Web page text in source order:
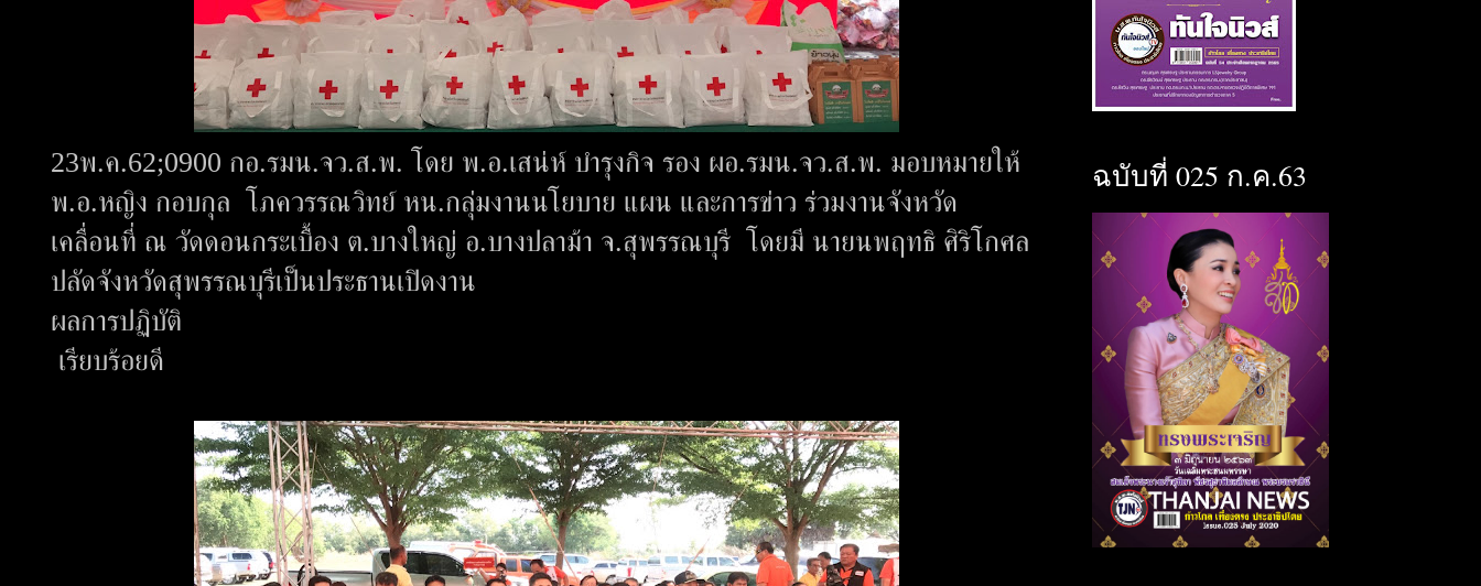
23พ.ค.62;0900 กอ.รมน.จว.ส.พ. โดย พ.อ.เสน่ห์ บำรุงกิจ รอง ผอ.รมน.จว.ส.พ. มอบหมายให้
พ.อ.หญิง กอบกุล โภควรรณวิทย์ หน.กลุ่มงานนโยบาย แผน และการข่าว ร่วมงานจังหวัด
เคลื่อนที่ ณ วัดดอนกระเบื้อง ต.บางใหญ่ อ.บางปลาม้า จ.สุพรรณบุรี โดยมี นายนพฤทธิ ศิริโกศล
ปลัดจังหวัดสุพรรณบุรีเป็นประธานเปิดงาน
ผลการปฏิบัติ
เรียบร้อยดี
ฉบับที่ 025 ก.ค.63